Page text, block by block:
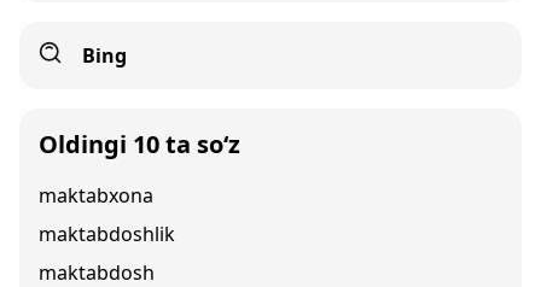
Bing
Oldingi 10 ta so‘z
maktabxona
maktabdoshlik
maktabdosh